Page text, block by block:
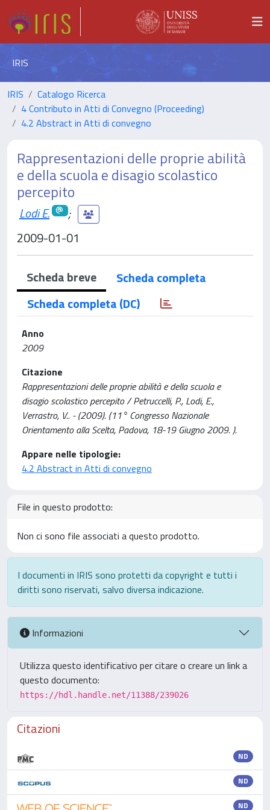
IRIS
IRIS
Catalogo Ricerca
4 Contributo in Atti di Convegno (Proceeding)
4.2 Abstract in Atti di convegno
Rappresentazioni delle proprie abilità
e della scuola e disagio scolastico
percepito
Lodi E.
;
2009-01-01
Scheda breve
Scheda completa
Scheda completa (DC)
Anno
2009
Citazione
Rappresentazioni delle proprie abilità e della scuola e
disagio scolastico percepito / Petruccelli, P., Lodi, E.,
Verrastro, V.. - (2009). (11° Congresso Nazionale
Orientamento alla Scelta, Padova, 18-19 Giugno 2009. ).
Appare nelle tipologie:
4.2 Abstract in Atti di convegno
File in questo prodotto:
Non ci sono file associati a questo prodotto.
I documenti in IRIS sono protetti da copyright e tutti i
diritti sono riservati, salvo diversa indicazione.
Informazioni
Utilizza questo identificativo per citare o creare un link a
questo documento:
https://hdl.handle.net/11388/239026
Citazioni
ND
ND
ND